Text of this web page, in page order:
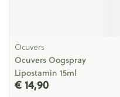
Ocuvers
Ocuvers Oogspray
Lipostamin 15ml
€ 14,90